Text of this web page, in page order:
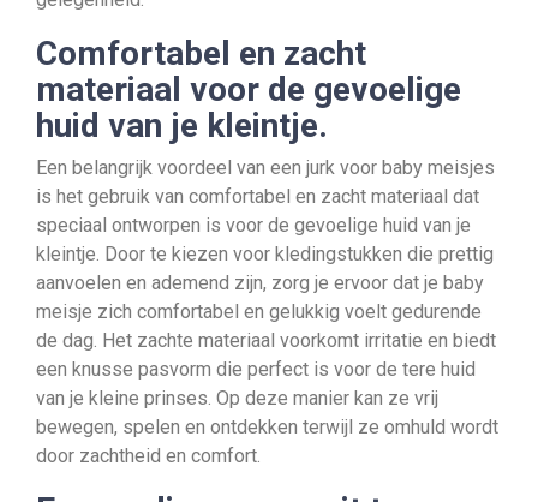
Comfortabel en zacht
materiaal voor de gevoelige
huid van je kleintje.
Een belangrijk voordeel van een jurk voor baby meisjes
is het gebruik van comfortabel en zacht materiaal dat
speciaal ontworpen is voor de gevoelige huid van je
kleintje. Door te kiezen voor kledingstukken die prettig
aanvoelen en ademend zijn, zorg je ervoor dat je baby
meisje zich comfortabel en gelukkig voelt gedurende
de dag. Het zachte materiaal voorkomt irritatie en biedt
een knusse pasvorm die perfect is voor de tere huid
van je kleine prinses. Op deze manier kan ze vrij
bewegen, spelen en ontdekken terwijl ze omhuld wordt
door zachtheid en comfort.